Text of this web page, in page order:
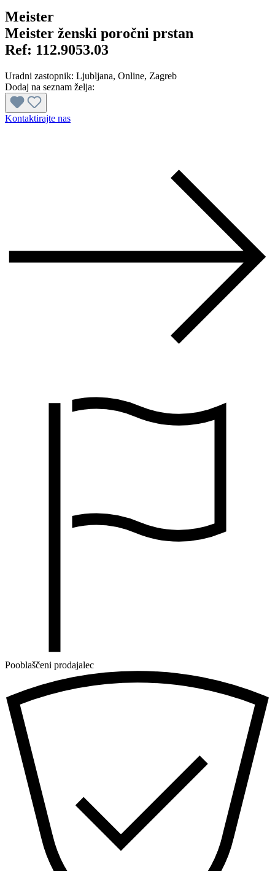
Meister
Meister ženski poročni prstan
Ref: 112.9053.03
Uradni zastopnik: Ljubljana, Online, Zagreb
Dodaj na seznam želja:
Kontaktirajte nas
Pooblaščeni prodajalec